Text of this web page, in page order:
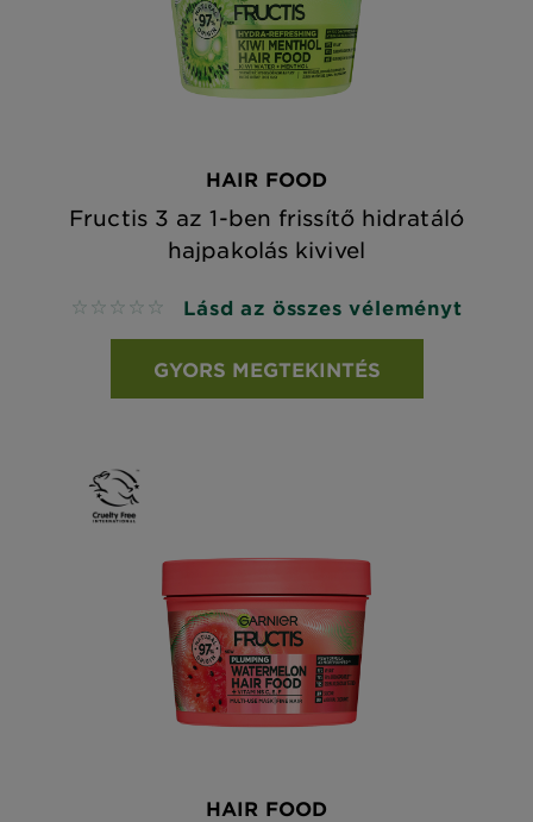
HAIR FOOD
Fructis 3 az 1-ben frissítő hidratáló
hajpakolás kivivel
No reviews Lásd az összes véleményt
GYORS MEGTEKINTÉS
HAIR FOOD